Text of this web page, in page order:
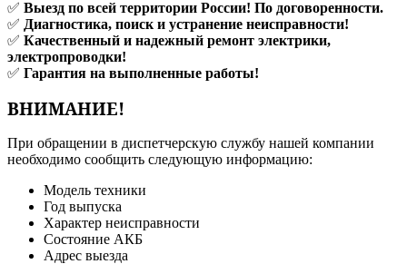
✅ Выезд по всей территории России! По договоренности.
✅ Диагностика, поиск и устранение неисправности!
✅ Качественный и надежный ремонт электрики,
электропроводки!
✅ Гарантия на выполненные работы!
ВНИМАНИЕ!
При обращении в диспетчерскую службу нашей компании
необходимо сообщить следующую информацию:
Модель техники
Год выпуска
Характер неисправности
Состояние АКБ
Адрес выезда